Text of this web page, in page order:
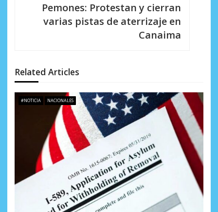
n
d
e
Pemones: Protestan y cierran
varias pistas de aterrizaje en
Canaima
Related Articles
#NOTICIA NACIONALES